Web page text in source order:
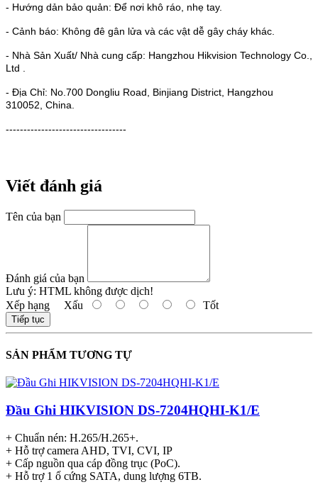
- Hướng dản bảo quản: Để nơi khô ráo, nhẹ tay.
- Cảnh báo: Không đê gân lửa và các vật dễ gây cháy khác.
- Nhà Sản Xuất/ Nhà cung cấp: Hangzhou Hikvision Technology Co.,
Ltd .
- Địa Chỉ: No.700 Dongliu Road, Binjiang District, Hangzhou
310052, China.
----------------------------------
Viết đánh giá
Tên của bạn
Đánh giá của bạn
Lưu ý: HTML không được dịch!
Xếp hạng Xấu Tốt
Tiếp tục
SẢN PHẨM TƯƠNG TỰ
Đầu Ghi HIKVISION DS-7204HQHI-K1/E
+ Chuẩn nén: H.265/H.265+.
+ Hỗ trợ camera AHD, TVI, CVI, IP
+ Cấp nguồn qua cáp đồng trục (PoC).
+ Hỗ trợ 1 ổ cứng SATA, dung lượng 6TB.